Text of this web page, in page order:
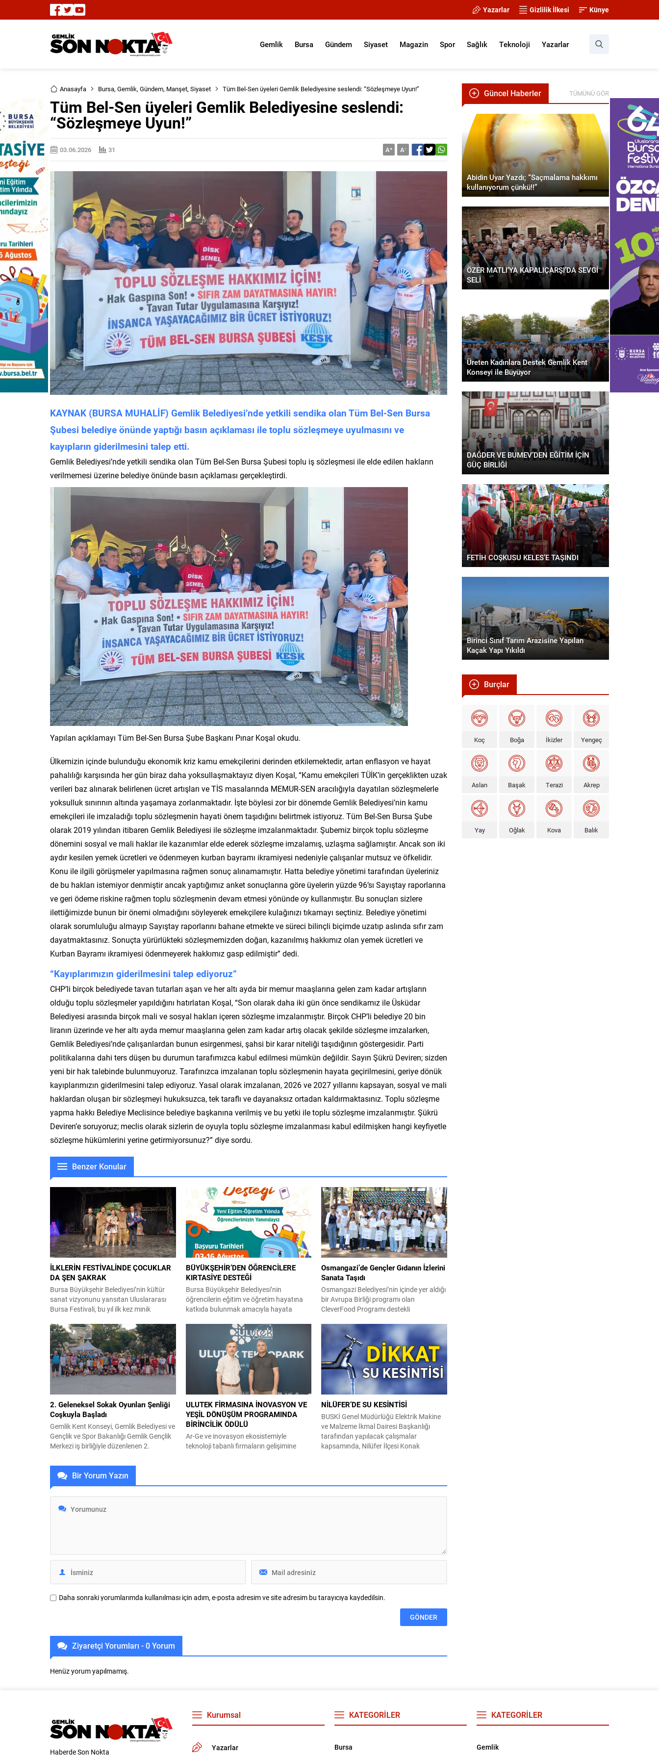
Yazarlar Gizlilik İlkesi Künye
Gemlik Bursa Gündem Siyaset Magazin Spor Sağlık Teknoloji Yazarlar
Anasayfa Bursa, Gemlik, Gündem, Manşet, Siyaset Tüm Bel-Sen üyeleri Gemlik Belediyesine seslendi: “Sözleşmeye Uyun!”
Tüm Bel-Sen üyeleri Gemlik Belediyesine seslendi:
“Sözleşmeye Uyun!”
03.06.2026 31 A+ A-
KAYNAK (BURSA MUHALİF) Gemlik Belediyesi’nde yetkili sendika olan Tüm Bel-Sen Bursa
Şubesi belediye önünde yaptığı basın açıklaması ile toplu sözleşmeye uyulmasını ve
kayıpların giderilmesini talep etti.
Gemlik Belediyesi’nde yetkili sendika olan Tüm Bel-Sen Bursa Şubesi toplu iş sözleşmesi ile elde edilen hakların
verilmemesi üzerine belediye önünde basın açıklaması gerçekleştirdi.
Yapılan açıklamayı Tüm Bel-Sen Bursa Şube Başkanı Pınar Koşal okudu.
Ülkemizin içinde bulunduğu ekonomik kriz kamu emekçilerini derinden etkilemektedir, artan enflasyon ve hayat
pahalılığı karşısında her gün biraz daha yoksullaşmaktayız diyen Koşal, “Kamu emekçileri TÜİK’in gerçeklikten uzak
verileri baz alınarak belirlenen ücret artışları ve TİS masalarında MEMUR-SEN aracılığıyla dayatılan sözleşmelerle
yoksulluk sınırının altında yaşamaya zorlanmaktadır. İşte böylesi zor bir dönemde Gemlik Belediyesi’nin kamu
emekçileri ile imzaladığı toplu sözleşmenin hayati önem taşıdığını belirtmek istiyoruz. Tüm Bel-Sen Bursa Şube
olarak 2019 yılından itibaren Gemlik Belediyesi ile sözleşme imzalanmaktadır. Şubemiz birçok toplu sözleşme
dönemini sosyal ve mali haklar ile kazanımlar elde ederek sözleşme imzalamış, uzlaşma sağlamıştır. Ancak son iki
aydır kesilen yemek ücretleri ve ödenmeyen kurban bayramı ikramiyesi nedeniyle çalışanlar mutsuz ve öfkelidir.
Konu ile ilgili görüşmeler yapılmasına rağmen sonuç alınamamıştır. Hatta belediye yönetimi tarafından üyeleriniz
de bu hakları istemiyor denmiştir ancak yaptığımız anket sonuçlarına göre üyelerin yüzde 96’sı Sayıştay raporlarına
ve geri ödeme riskine rağmen toplu sözleşmenin devam etmesi yönünde oy kullanmıştır. Bu sonuçları sizlere
ilettiğimizde bunun bir önemi olmadığını söyleyerek emekçilere kulağınızı tıkamayı seçtiniz. Belediye yönetimi
olarak sorumluluğu almayıp Sayıştay raporlarını bahane etmekte ve süreci bilinçli biçimde uzatıp aslında sıfır zam
dayatmaktasınız. Sonuçta yürürlükteki sözleşmemizden doğan, kazanılmış hakkımız olan yemek ücretleri ve
Kurban Bayramı ikramiyesi ödenmeyerek hakkımız gasp edilmiştir” dedi.
“Kayıplarımızın giderilmesini talep ediyoruz”
CHP’li birçok belediyede tavan tutarları aşan ve her altı ayda bir memur maaşlarına gelen zam kadar artışların
olduğu toplu sözleşmeler yapıldığını hatırlatan Koşal, “Son olarak daha iki gün önce sendikamız ile Üsküdar
Belediyesi arasında birçok mali ve sosyal hakları içeren sözleşme imzalanmıştır. Birçok CHP’li belediye 20 bin
liranın üzerinde ve her altı ayda memur maaşlarına gelen zam kadar artış olacak şekilde sözleşme imzalarken,
Gemlik Belediyesi’nde çalışanlardan bunun esirgenmesi, şahsi bir karar niteliği taşıdığının göstergesidir. Parti
politikalarına dahi ters düşen bu durumun tarafımızca kabul edilmesi mümkün değildir. Sayın Şükrü Deviren; sizden
yeni bir hak talebinde bulunmuyoruz. Tarafınızca imzalanan toplu sözleşmenin hayata geçirilmesini, geriye dönük
kayıplarımızın giderilmesini talep ediyoruz. Yasal olarak imzalanan, 2026 ve 2027 yıllarını kapsayan, sosyal ve mali
haklardan oluşan bir sözleşmeyi hukuksuzca, tek taraflı ve dayanaksız ortadan kaldırmaktasınız. Toplu sözleşme
yapma hakkı Belediye Meclisince belediye başkanına verilmiş ve bu yetki ile toplu sözleşme imzalanmıştır. Şükrü
Deviren’e soruyoruz; meclis olarak sizlerin de oyuyla toplu sözleşme imzalanması kabul edilmişken hangi keyfiyetle
sözleşme hükümlerini yerine getirmiyorsunuz?” diye sordu.
Benzer Konular
İLKLERİN FESTİVALİNDE ÇOCUKLAR
DA ŞEN ŞAKRAK
Bursa Büyükşehir Belediyesi’nin kültür
sanat vizyonunu yansıtan Uluslararası
Bursa Festivali, bu yıl ilk kez minik
Kültürpark Açıkhava Tiyatrosu’nda
çocukların neşesiyle renklenen özel bir
programa imza attı. Büyükşehir
Belediyesi adına Bursa Kültür Sanat ve
Turizm Vakfı (BKSTV) tarafından bu yıl
64’üncüsü düzenlenen Uluslararası Bursa
BÜYÜKŞEHİR’DEN ÖĞRENCİLERE
KIRTASİYE DESTEĞİ
Bursa Büyükşehir Belediyesi’nin
öğrencilerin eğitim ve öğretim hayatına
katkıda bulunmak amacıyla hayata
başladı. Büyükşehir Belediyesi, Bursa
Yuvam Çocuk Etkinlik Merkezleri’nden
YKS Hazırlık Kursları ve üniversite tercih
desteğine kadar eğitimin her
kademesinde öğrencilere ve ailelerine
destek olmayı sürdürüyor. Bu kapsamda
ilkokul, ortaokul ve lise öğrencilerine
verilecek ‘Kırtasiye...
Osmangazi’de Gençler Gıdanın İzlerini
Sanata Taşıdı
Osmangazi Belediyesi’nin içinde yer aldığı
bir Avrupa Birliği programı olan
CleverFood Programı destekli
projesi kapsamında düzenlenen “Gıdanın
Geleceği İçin Tasarım Atölyesi: Dönüşen
İzler ve Ritim” etkinliği, gençleri sanatın
yaratıcı dünyasıyla buluştururken gıdaya
bambaşka bir perspektiften bakmalarını
sağladı. Sürdürülebilir kent vizyonu
doğrultusunda gıda politikalarına yönelik
çalışmalarını kararlılıkla...
2. Geleneksel Sokak Oyunları Şenliği
Coşkuyla Başladı
Gemlik Kent Konseyi, Gemlik Belediyesi ve
Gençlik ve Spor Bakanlığı Gemlik Gençlik
Merkezi iş birliğiyle düzenlenen 2.
Kayhan Mahallesi Muhtarı Çiğdem
Yeşilyurt’un talebiyle Şükrü Şenol
Ortaokulu bahçesinde Gemlik Belediye
Konseyi Başkanı Sedat Akkuş, Gemlik
Gençlik Merkezi Müdürü Ali Gürses ve
ULUTEK FİRMASINA İNOVASYON VE
YEŞİL DÖNÜŞÜM PROGRAMINDA
BİRİNCİLİK ÖDÜLÜ
Ar-Ge ve inovasyon ekosistemiyle
teknoloji tabanlı firmaların gelişimine
teknolojileri alanındaki çalışmalarıyla
NİLÜFER’DE SU KESİNTİSİ
BUSKİ Genel Müdürlüğü Elektrik Makine
ve Malzeme İkmal Dairesi Başkanlığı
tarafından yapılacak çalışmalar
kapsamında, Nilüfer İlçesi Konak
civarında 04 Ağustos 2026 tarihinde
Bir Yorum Yazın
Daha sonraki yorumlarımda kullanılması için adım, e-posta adresim ve site adresim bu tarayıcıya kaydedilsin.
Ziyaretçi Yorumları - 0 Yorum
Henüz yorum yapılmamış.
Güncel Haberler TÜMÜNÜ GÖR
Abidin Uyar Yazdı; “Saçmalama hakkımı
kullanıyorum çünkü!!”
ÖZER MATLI’YA KAPALIÇARŞI’DA SEVGİ
SELİ
Üreten Kadınlara Destek Gemlik Kent
Konseyi ile Büyüyor
DAĞDER VE BUMEV’DEN EĞİTİM İÇİN
GÜÇ BİRLİĞİ
FETİH COŞKUSU KELES’E TAŞINDI
Birinci Sınıf Tarım Arazisine Yapılan
Kaçak Yapı Yıkıldı
Burçlar
Koç Boğa İkizler Yengeç
Aslan Başak Terazi Akrep
Yay Oğlak Kova Balık
Haberde Son Nokta
Kurumsal
Yazarlar
KATEGORİLER
Bursa
KATEGORİLER
Gemlik